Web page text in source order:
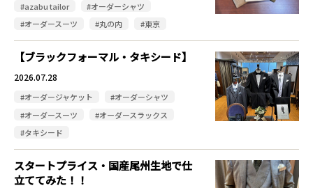
#azabu tailor
#オーダーシャツ
#オーダースーツ
#丸の内 #東京
【ブラックフォーマル・タキシード】
2026.07.28
#オーダージャケット
#オーダーシャツ
#オーダースーツ
#オーダースラックス
#タキシード
スタートプライス・国産尾州生地で仕
立ててみた！！